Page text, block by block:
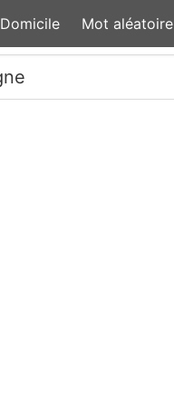
Domicile Mot aléatoire